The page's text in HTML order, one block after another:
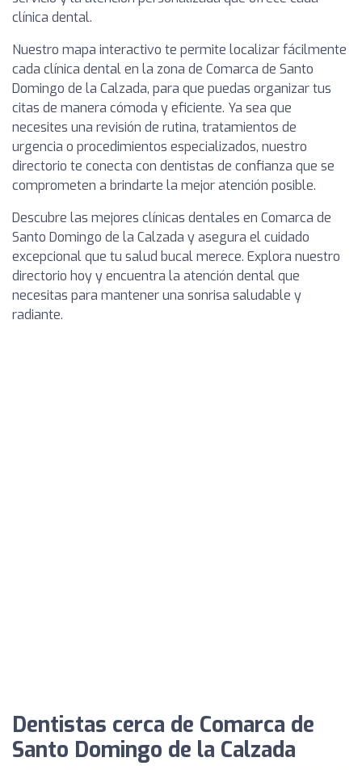
clínica dental.
Nuestro mapa interactivo te permite localizar fácilmente
cada clínica dental en la zona de Comarca de Santo
Domingo de la Calzada, para que puedas organizar tus
citas de manera cómoda y eficiente. Ya sea que
necesites una revisión de rutina, tratamientos de
urgencia o procedimientos especializados, nuestro
directorio te conecta con dentistas de confianza que se
comprometen a brindarte la mejor atención posible.
Descubre las mejores clínicas dentales en Comarca de
Santo Domingo de la Calzada y asegura el cuidado
excepcional que tu salud bucal merece. Explora nuestro
directorio hoy y encuentra la atención dental que
necesitas para mantener una sonrisa saludable y
radiante.
Dentistas cerca de Comarca de
Santo Domingo de la Calzada